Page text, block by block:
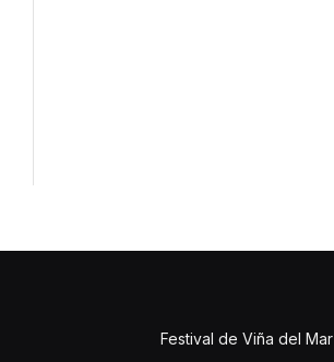
Festival de Viña del Mar